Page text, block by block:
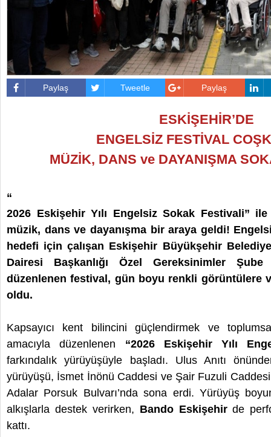
Paylaş Tweetle Paylaş
ESKİŞEHİR’DE
ENGELSİZ FESTİVAL
MÜZİK, DANS ve DAYANIŞMA
“
2026 Eskişehir Yılı Engelsiz Sokak Festivali”
müzik, dans ve dayanışma bir araya geldi!
hedefi için çalışan Eskişehir Büyükşehir
Dairesi Başkanlığı Özel Gereksinimler Şube
düzenlenen festival, gün boyu renkli görüntülere
oldu.
Kapsayıcı kent bilincini güçlendirmek ve
amacıyla düzenlenen “2026 Eskişehir Yılı
farkındalık yürüyüşüyle başladı. Ulus Anıtı
yürüyüşü, İsmet İnönü Caddesi ve Şair Fuzuli
Adalar Porsuk Bulvarı’nda sona erdi. Yürüyüş
alkışlarla destek verirken, Bando Eskişehirde
kattı.